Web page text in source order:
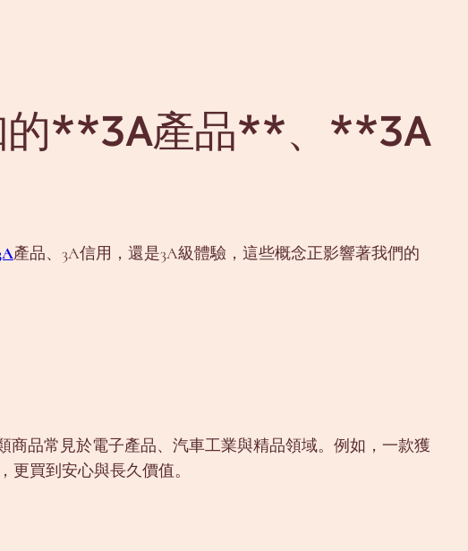
的**3A產品**、**3A
產品、3A信用，還是3A級體驗，這些概念正影響著我們的
商品常見於電子產品、汽車工業與精品領域。例如，一款獲
更買到安心與長久價值。